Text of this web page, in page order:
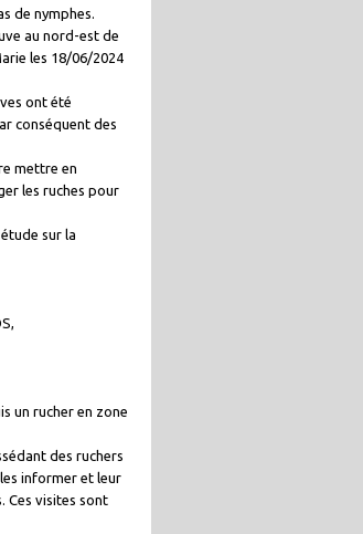
de nymphes.
au nord-est de
les 18/06/2024
ont été
conséquent des
mettre en
les ruches pour
sur la
un rucher en zone
des ruchers
informer et leur
Ces visites sont